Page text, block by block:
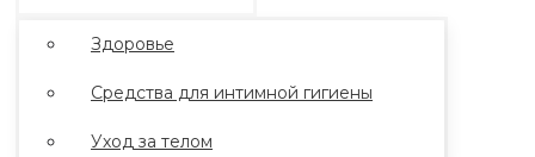
Здоровье
Средства для интимной гигиены
Уход за телом